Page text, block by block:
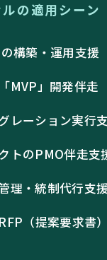
の適用シーン
構築・運用支援
MVP」開発伴走
レーション実行
トのPMO伴走支
理・統制代行支援
（提案要求書